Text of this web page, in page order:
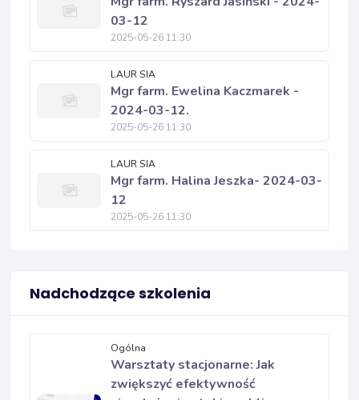
03-12
2025-05-26 11:30
LAUR SIA
Mgr farm. Ewelina Kaczmarek -
2024-03-12.
2025-05-26 11:30
LAUR SIA
Mgr farm. Halina Jeszka- 2024-03-
12
2025-05-26 11:30
Nadchodzące szkolenia
Ogólna
Warsztaty stacjonarne: Jak
zwiększyć efektywność